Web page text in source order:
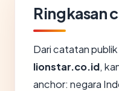
Ringkasan
Dari catatan
lionstar.co.id,
anchor: negara